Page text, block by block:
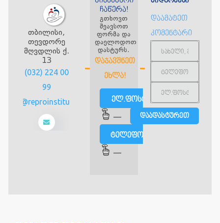
თბილისი,
თევდორე
მღვდლის ქ.
13
(032) 224 00
99
info@reproinstitute.ge
ჩაწერა!
გთხოვთ
შეავსოთ
ფორმა და
დაელოდოთ
დასტურს.
ᲓᲐᲯᲐᲕᲨᲜᲔᲗ
ᲔᲮᲚᲐ!
ელ.ფოსტით
—
ტელეფონით
—
დაამატეთ
კომენტარი